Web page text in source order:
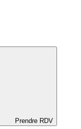
Prendre RDV